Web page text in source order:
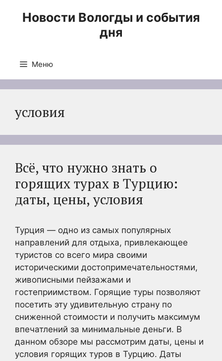
Новости Вологды и события
дня
Меню
условия
Всё, что нужно знать о
горящих турах в Турцию:
даты, цены, условия
Турция — одно из самых популярных
направлений для отдыха, привлекающее
туристов со всего мира своими
историческими достопримечательностями,
живописными пейзажами и
гостеприимством. Горящие туры позволяют
посетить эту удивительную страну по
сниженной стоимости и получить максимум
впечатлений за минимальные деньги. В
данном обзоре мы рассмотрим даты, цены и
условия горящих туров в Турцию. Даты